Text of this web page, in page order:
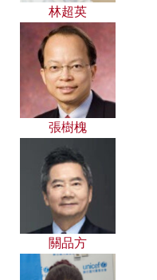
林超英
張樹槐
關品方